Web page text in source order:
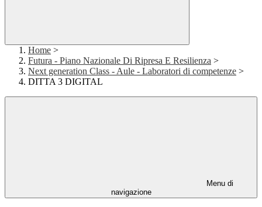
Home >
Futura - Piano Nazionale Di Ripresa E Resilienza >
Next generation Class - Aule - Laboratori di competenze >
DITTA 3 DIGITAL
Menu di
navigazione